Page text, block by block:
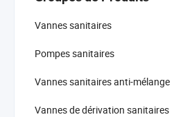
Vannes sanitaires
Pompes sanitaires
Vannes sanitaires anti-mélange
Vannes de dérivation sanitaires